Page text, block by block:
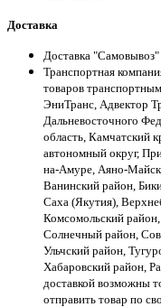
Доставка
Доставка "Самовывоз"
Транспортная
товаров
ЭниТранс, Адвектор
Дальневосточного
область, Камчатский
автономный округ,
на-Амуре, Аяно-
Ванинский район,
Саха (Якутия),
Комсомольский
Солнечный район,
Ульчский район,
Хабаровский район,
доставкой возможны
отправить товар по